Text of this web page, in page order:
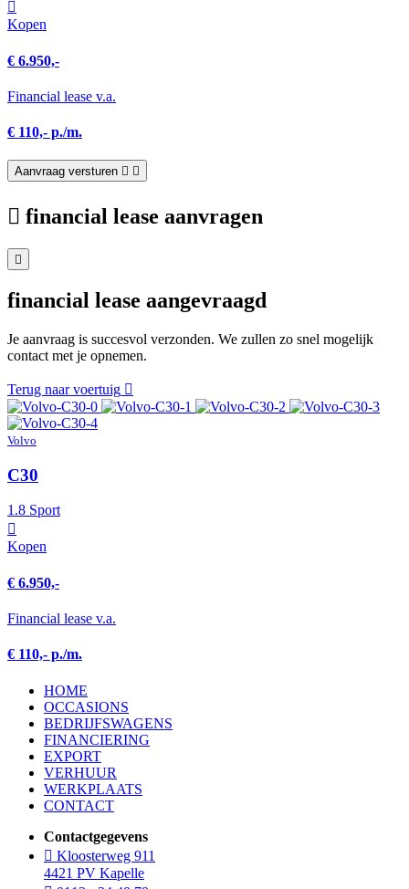
Kopen
€ 6.950,-
Financial lease v.a.
€ 110,- p./m.
Aanvraag versturen
financial lease aanvragen
financial lease aangevraagd
Je aanvraag is succesvol verzonden. We zullen zo snel mogelijk
contact met je opnemen.
Terug naar voertuig
Volvo
C30
1.8 Sport
Kopen
€ 6.950,-
Financial lease v.a.
€ 110,- p./m.
HOME
OCCASIONS
BEDRIJFSWAGENS
FINANCIERING
EXPORT
VERHUUR
WERKPLAATS
CONTACT
Contactgegevens
Kloosterweg 911
4421 PV Kapelle